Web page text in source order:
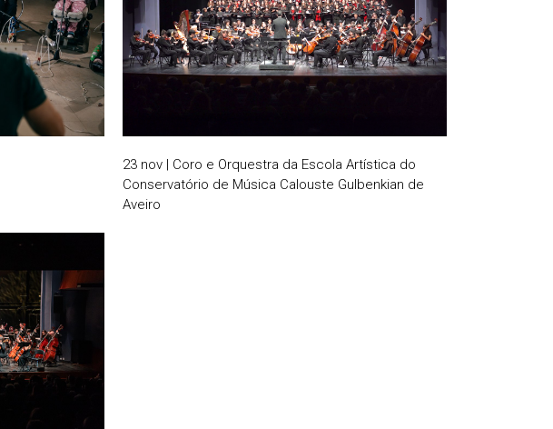
23 nov | Coro e Orquestra da Escola Artística do
Conservatório de Música Calouste Gulbenkian de
Aveiro